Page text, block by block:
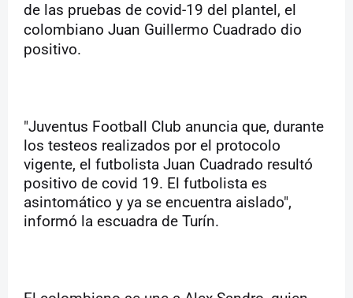
de las pruebas de covid-19 del plantel, el
colombiano Juan Guillermo Cuadrado dio
positivo.
"Juventus Football Club anuncia que, durante
los testeos realizados por el protocolo
vigente, el futbolista Juan Cuadrado resultó
positivo de covid 19. El futbolista es
asintomático y ya se encuentra aislado",
informó la escuadra de Turín.